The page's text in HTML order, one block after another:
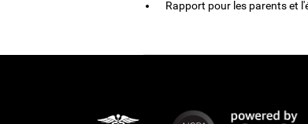
Rapport pour les parents et